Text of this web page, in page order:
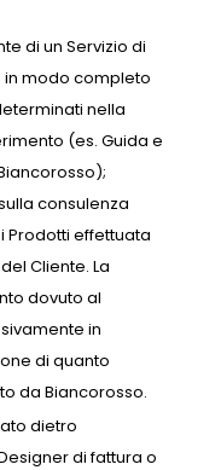
di un Servizio di
modo completo
nella
(es. Guida e
consulenza
Prodotti effettuata
Cliente. La
dovuto al
in
di quanto
da Biancorosso.
dietro
di fattura o